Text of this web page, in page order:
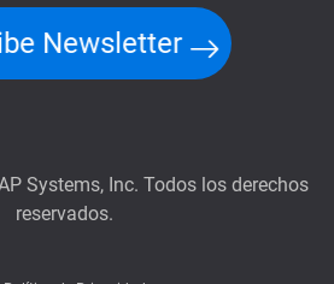
Newsletter
Systems, Inc. Todos los derechos
reservados.